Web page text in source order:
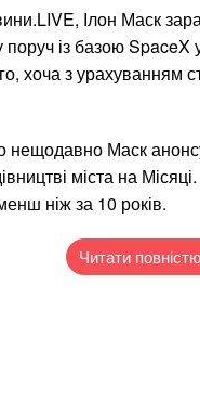
Ілон Маск
із базою SpaceX
хоча з урахуванням
Маск
міста на
ніж за 10 років.
Читати